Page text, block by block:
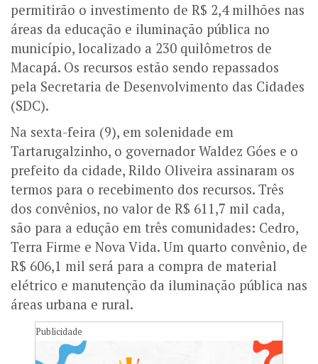
permitirão o investimento de R$ 2,4 milhões nas
áreas da educação e iluminação pública no
município, localizado a 230 quilômetros de
Macapá. Os recursos estão sendo repassados
pela Secretaria de Desenvolvimento das Cidades
(SDC).
Na sexta-feira (9), em solenidade em
Tartarugalzinho, o governador Waldez Góes e o
prefeito da cidade, Rildo Oliveira assinaram os
termos para o recebimento dos recursos. Três
dos convênios, no valor de R$ 611,7 mil cada,
são para a edução em três comunidades: Cedro,
Terra Firme e Nova Vida. Um quarto convênio, de
R$ 606,1 mil será para a compra de material
elétrico e manutenção da iluminação pública nas
áreas urbana e rural.
Publicidade